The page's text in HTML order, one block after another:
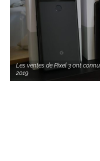
Les ventes de Pixel 3 ont
2019